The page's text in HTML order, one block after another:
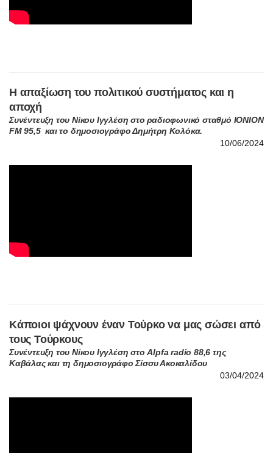
Η απαξίωση του πολιτικού συστήματος και η
αποχή
Κάποιοι ψάχνουν έναν Τούρκο να μας σώσει από
τους Τούρκους